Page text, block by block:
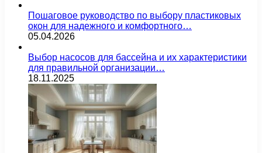
Пошаговое руководство по выбору пластиковых
окон для надежного и комфортного…
05.04.2026
Выбор насосов для бассейна и их характеристики
для правильной организации…
18.11.2025